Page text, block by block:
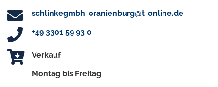
schlinkegmbh-oranienburg@t-online.de
+49 3301 59 93 0
Verkauf
Montag bis Freitag